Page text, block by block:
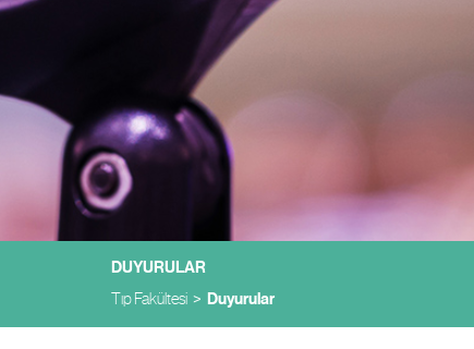
DUYURULAR
Tıp Fakültesi Duyurular